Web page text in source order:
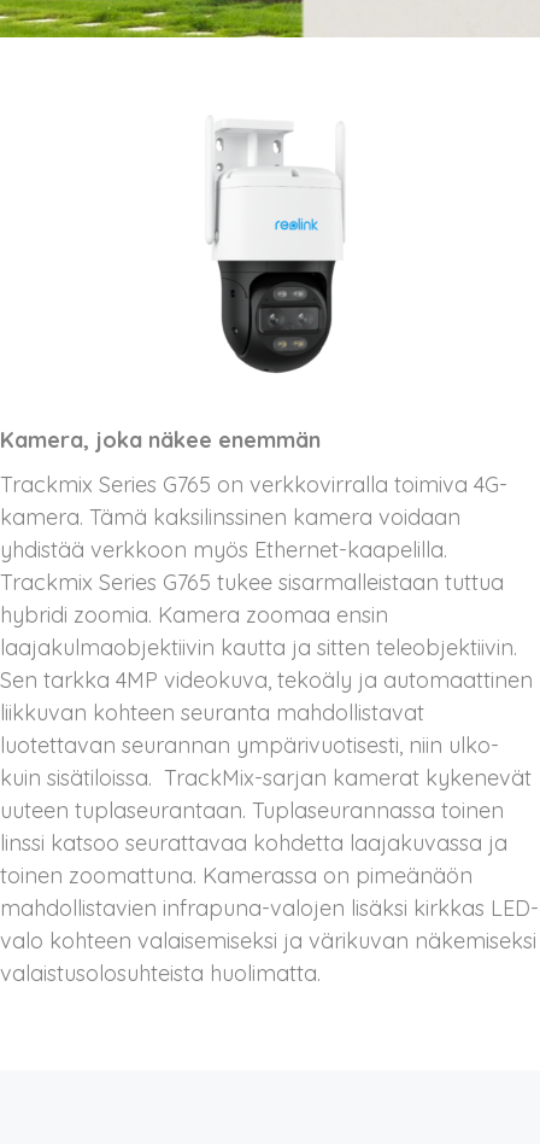
Kamera, joka näkee enemmän
Trackmix Series G765 on verkkovirralla toimiva 4G-
kamera. Tämä kaksilinssinen kamera voidaan
yhdistää verkkoon myös Ethernet-kaapelilla.
Trackmix Series G765 tukee sisarmalleistaan tuttua
hybridi zoomia. Kamera zoomaa ensin
laajakulmaobjektiivin kautta ja sitten teleobjektiivin.
Sen tarkka 4MP videokuva, tekoäly ja automaattinen
liikkuvan kohteen seuranta mahdollistavat
luotettavan seurannan ympärivuotisesti, niin ulko-
kuin sisätiloissa. TrackMix-sarjan kamerat kykenevät
uuteen tuplaseurantaan. Tuplaseurannassa toinen
linssi katsoo seurattavaa kohdetta laajakuvassa ja
toinen zoomattuna. Kamerassa on pimeänäön
mahdollistavien infrapuna-valojen lisäksi kirkkas LED-
valo kohteen valaisemiseksi ja värikuvan näkemiseksi
valaistusolosuhteista huolimatta.